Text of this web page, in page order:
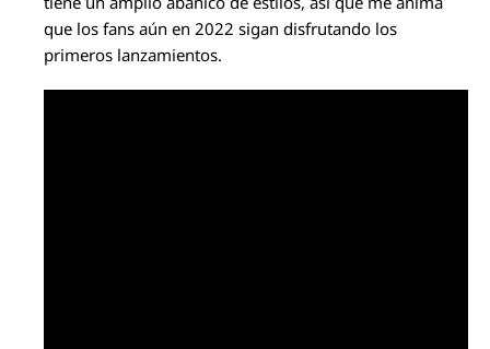
que los fans aún en 2022 sigan disfrutando los
primeros lanzamientos.